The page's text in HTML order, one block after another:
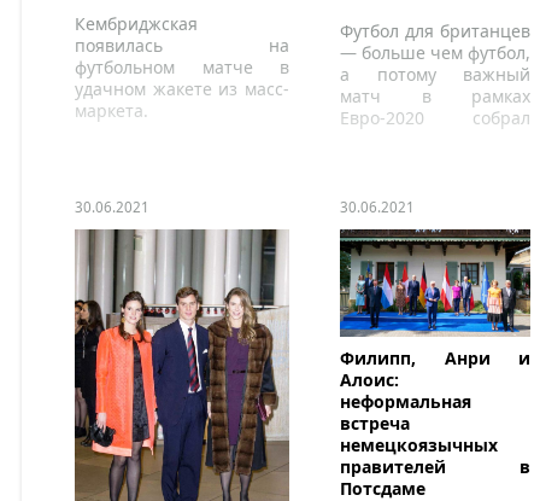
Кембриджская
появилась на
футбольном матче в
удачном жакете из масс-
маркета.
Футбол для британцев
— больше чем футбол,
а потому важный
матч в рамках
Евро-2020 собрал
30.06.2021 30.06.2021
Филипп, Анри и
Алоис:
неформальная
встреча
немецкоязычных
правителей в
Потсдаме